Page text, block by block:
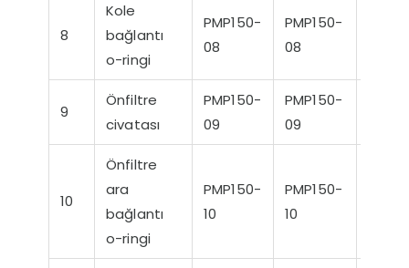
8
Kole
bağlantı
o-ringi
PMP150-
08
PMP150-
08
9
Önfiltre
civatası
PMP150-
09
PMP150-
09
10
Önfiltre
ara
bağlantı
o-ringi
PMP150-
10
PMP150-
10